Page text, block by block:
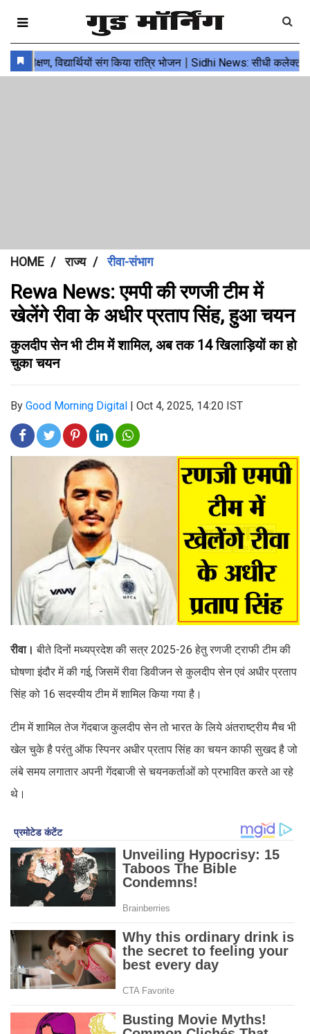
HOME राज्य रीवा-संभाग
Rewa News: एमपी की रणजी टीम में
खेलेंगे रीवा के अधीर प्रताप सिंह, हुआ चयन
कुलदीप सेन भी टीम में शामिल, अब तक 14 खिलाड़ियों का हो
चुका चयन
By Good Morning Digital | Oct 4, 2025, 14:20 IST
रीवा।बीते दिनों मध्यप्रदेश की सत्र 2025-26 हेतु रणजी ट्राफी टीम की
घोषणा इंदौर में की गई, जिसमें रीवा डिवीजन से कुलदीप सेन एवं अधीर प्रताप
सिंह को 16 सदस्यीय टीम में शामिल किया गया है।
टीम में शामिल तेज गेंदबाज कुलदीप सेन तो भारत के लिये अंतराष्ट्रीय मैच भी
खेल चुके है परंतु ऑफ स्पिनर अधीर प्रताप सिंह का चयन काफी सुखद है जो
लंबे समय लगातार अपनी गेंदबाजी से चयनकर्ताओं को प्रभावित करते आ रहे
थे।